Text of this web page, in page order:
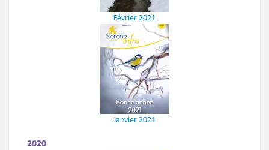
Février 2021
Janvier 2021
2020